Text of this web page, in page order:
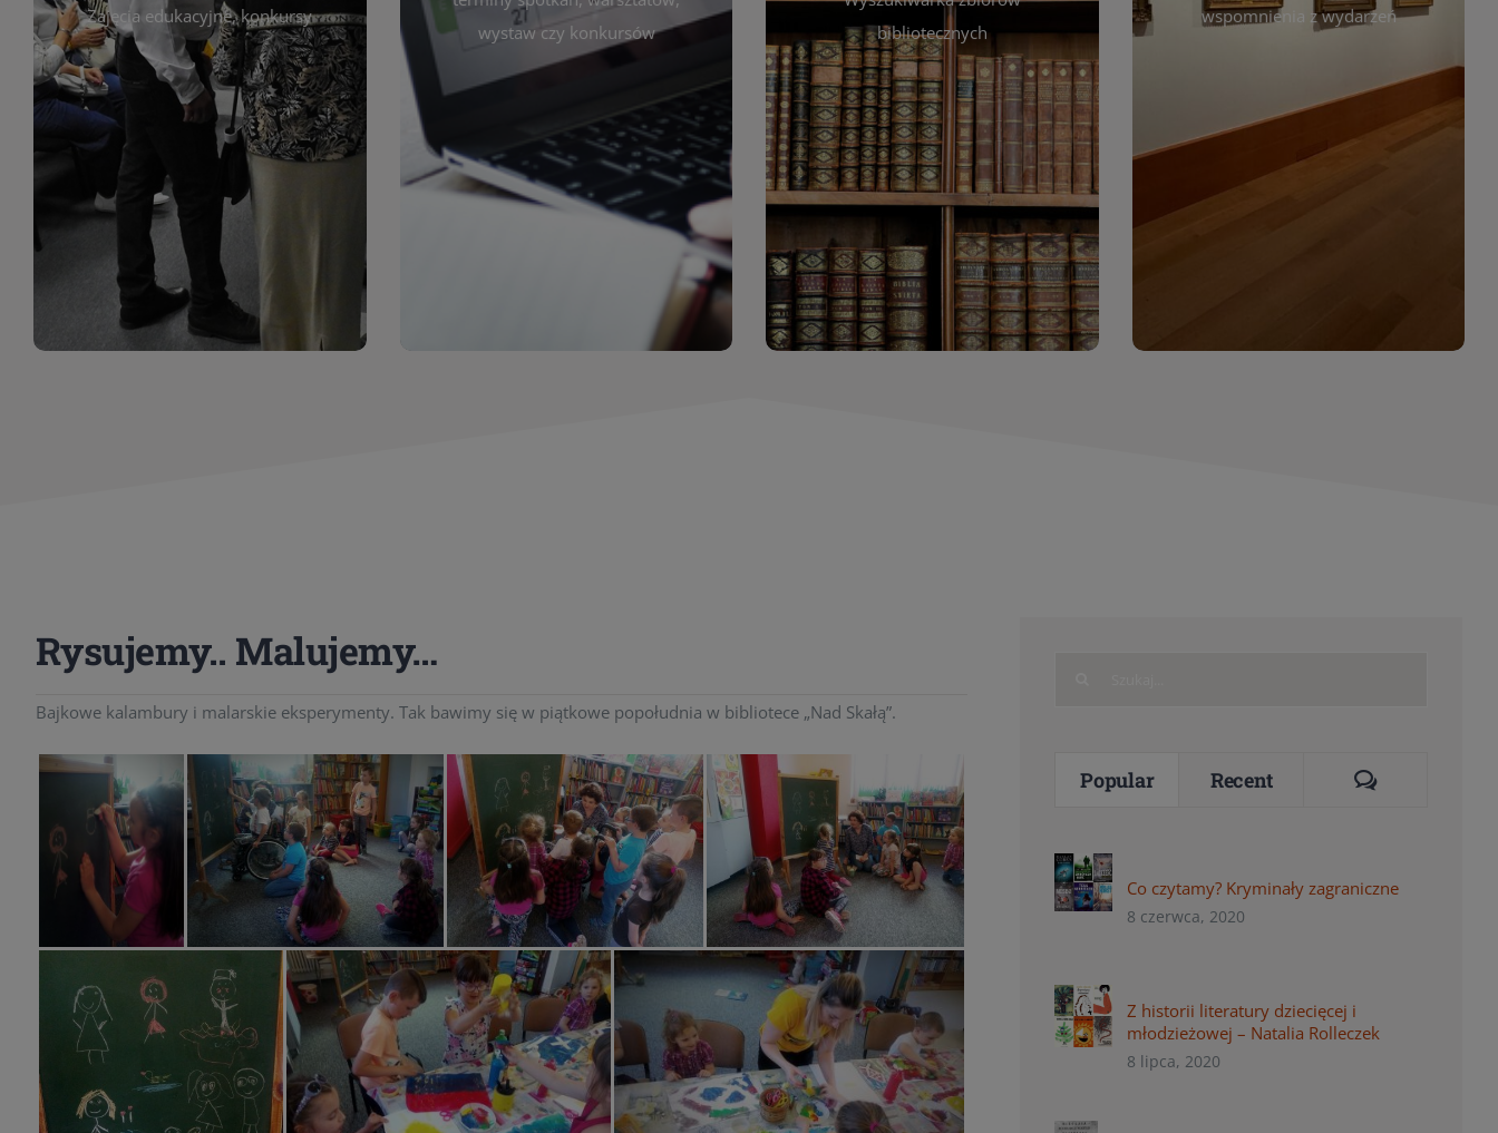
Zajęcia edukacyjne, konkursy
Wystawy
Biblioteka organizuje prezentujące
zarówno sztukę lokalnych twórców,
jak i zbiory tematyczne. W tej sekcji
znajdziesz informacje o aktualnych
ekspozycjach oraz archiwum wystaw
z poprzednich lat. Prezentowane
prace obejmują malarstwo,
wystaw czy konkursów
Cię wydarzeniach. Aktualizujemy
harmonogram na bieżąco, by zawsze
był zgodny z planem pracy biblioteki.
Zapraszamy do śledzenia i
uczestnictwa w życiu kulturalnym
miasta!
bibliotecznych
Katalog Zbiorów
Katalog online umożliwia
przeglądanie pełnej oferty
bibliotecznej – książek, czasopism,
filmów i innych materiałów. Dzięki
wyszukiwarce szybko znajdziesz
interesujące Cię pozycje według
autora, tytułu lub tematu. Możesz wspomnienia z wydarzeń
czytelników. Regularnie dodajemy
powrócić do wyjątkowych
momentów. Zapraszamy do
obejrzenia, wspominania i
inspirowania się!
Rysujemy.. Malujemy…
Bajkowe kalambury i malarskie eksperymenty. Tak bawimy się w piątkowe popołudnia w bibliotece „Nad Skałą”.
Popular Recent Comments
Co czytamy? Kryminały zagraniczne
8 czerwca, 2020
Z historii literatury dziecięcej i
młodzieżowej – Natalia Rolleczek
8 lipca, 2020